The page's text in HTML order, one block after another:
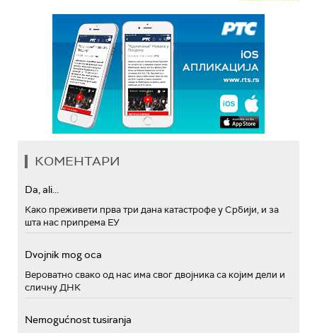
КОМЕНТАРИ
Da, ali...
Како преживети прва три дана катастрофе у Србији, и за
шта нас припрема ЕУ
Dvojnik mog oca
Вероватно свако од нас има свог двојника са којим дели и
сличну ДНК
Nemogućnost tusiranja